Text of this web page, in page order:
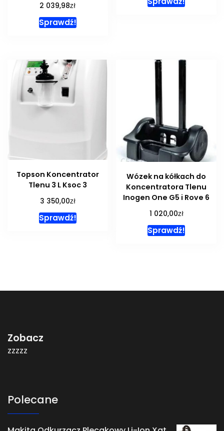
2 039,98zł
Sprawdź!
Topson Koncentrator
Tlenu 3 L Ksoc 3
3 350,00zł
Sprawdź!
Wózek na kółkach do
Koncentratora Tlenu
Inogen One G5 i Rove 6
1 020,00zł
Sprawdź!
Zobacz
zzzzz
Polecane